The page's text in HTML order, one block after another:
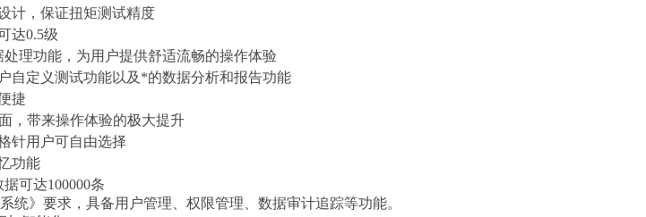
计，保证扭矩测试精度
达0.5级
理功能，为用户提供舒适流畅的操作体验
自定义测试功能以及*的数据分析和报告功能
捷
，带来操作体验的极大提升
针用户可自由选择
功能
可达100000条
统》要求，具备用户管理、权限管理、数据审计追踪等功能。